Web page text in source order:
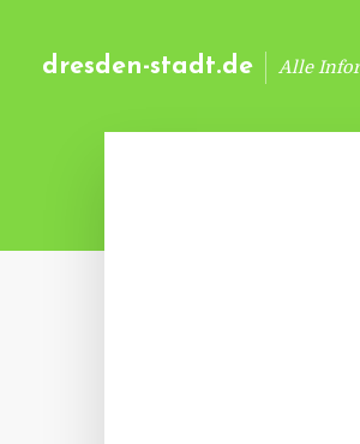
dresden-stadt.de Alle